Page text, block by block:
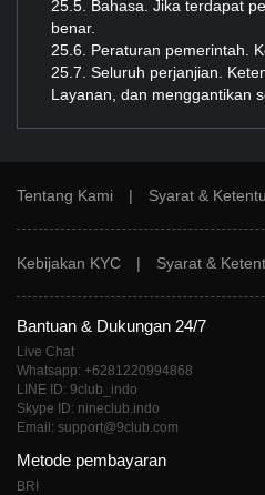
25.5. Bahasa. Jika terdapat
benar.
25.6. Peraturan pemerintah.
25.7. Seluruh perjanjian.
Layanan, dan menggantikan
Tentang Kami | Syarat &
Kebijakan KYC | Syarat &
Bantuan & Dukungan 24/7
Live Chat
Whatsapp: +6281220994868
LINE ID: 9club_indo
Skype ID: nineclub.indo
Email: support@9club.com
Metode pembayaran
BRI